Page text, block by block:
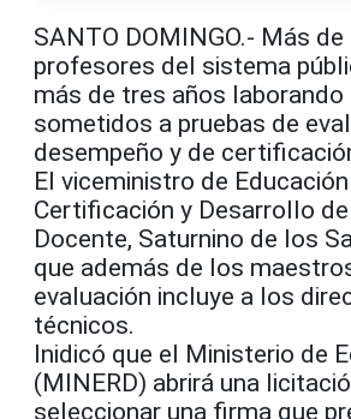
SANTO DOMINGO.- Más de
profesores del sistema
más de tres años laborando
sometidos a pruebas de
desempeño y de
El viceministro de
Certificación y Desarrollo
Docente, Saturnino de los
que además de los
evaluación incluye a los
técnicos.
Inidicó que el Ministerio de
(MINERD) abrirá una
seleccionar una firma que